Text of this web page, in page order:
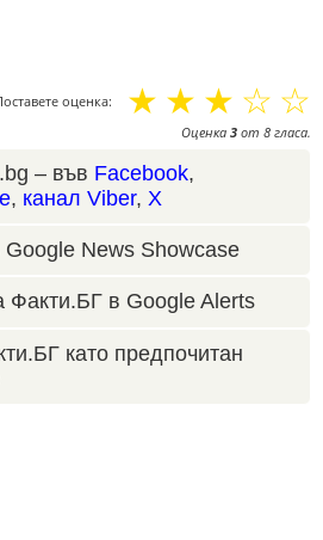
оценка: ☆
☆
☆
☆
☆
Оценка 3 от 8 гласа.
– във Facebook,
, канал Viber, X
Google News Showcase
Факти.БГ в Google Alerts
като предпочитан